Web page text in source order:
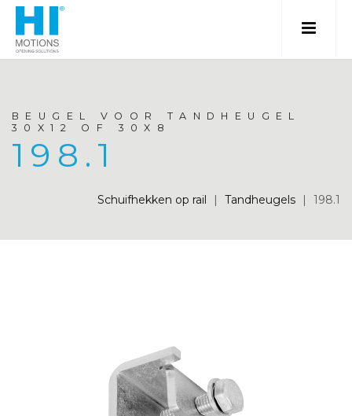
BEUGEL VOOR TANDHEUGEL
30X12 OF 30X8
198.1
Schuifhekken op rail | Tandheugels | 198.1